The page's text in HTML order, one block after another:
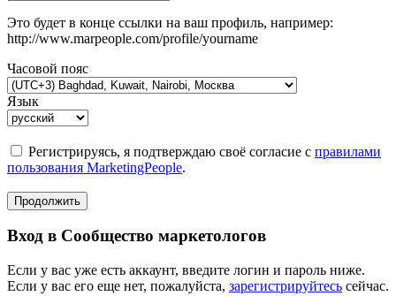
Это будет в конце ссылки на ваш профиль, например:
http://www.marpeople.com/profile/yourname
Часовой пояс
Язык
Регистрируясь, я подтверждаю своё согласие с правилами
пользования MarketingPeople.
Продолжить
Вход в Сообщество маркетологов
Если у вас уже есть аккаунт, введите логин и пароль ниже.
Если у вас его еще нет, пожалуйста, зарегистрируйтесь сейчас.